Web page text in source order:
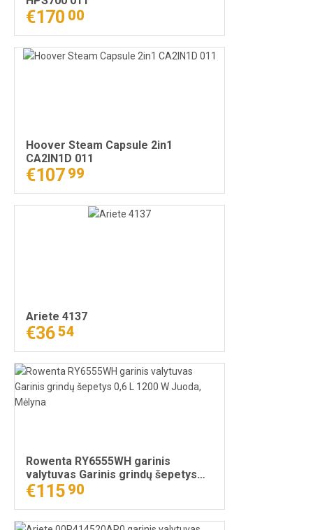
€170 00
Hoover Steam Capsule 2in1
CA2IN1D 011
€107 99
Ariete 4137
€3654
Rowenta RY6555WH garinis
valytuvas Garinis grindų šepetys
0,6 L 1200 W Juoda, Mėlyna
€115 90